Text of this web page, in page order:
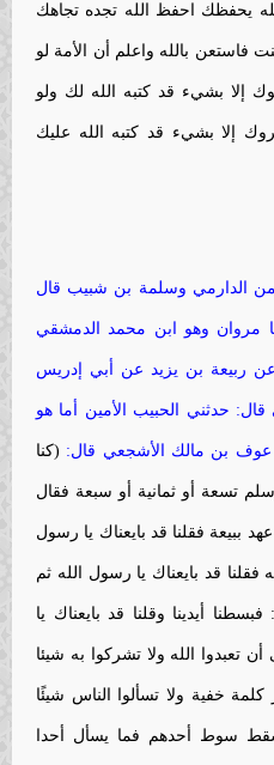
يحفظك احفظ الله تجده تجاهك
فاستعن بالله واعلم أن الأمة لو
إلا بشيء قد كتبه الله لك ولو
إلا بشيء قد كتبه الله عليك
الدارمي وسلمة بن شبيب قال
مروان وهو ابن محمد الدمشقي
عن ربيعة بن يزيد عن أبي إدريس
حدثني الحبيب الأمين أما هو
عوف بن مالك الأشجعي قال: (كنا
تسعة أو ثمانية أو سبعة فقال
ببيعة فقلنا قد بايعناك يا رسول
فقلنا قد بايعناك يا رسول الله ثم
أيدينا وقلنا قد بايعناك يا
تعبدوا الله ولا تشركوا به شيئا
خفية ولا تسألوا الناس شيئًا
سوط أحدهم فما يسأل أحدا